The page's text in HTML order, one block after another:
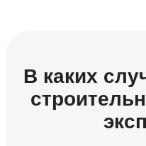
В каких